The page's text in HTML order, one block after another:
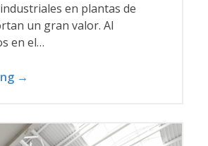
en plantas de
un gran valor. Al
en el…
→